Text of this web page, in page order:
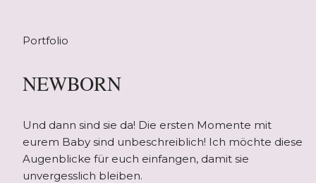
Portfolio
NEWBORN
Und dann sind sie da! Die ersten Momente mit
eurem Baby sind unbeschreiblich! Ich möchte diese
Augenblicke für euch einfangen, damit sie
unvergesslich bleiben.